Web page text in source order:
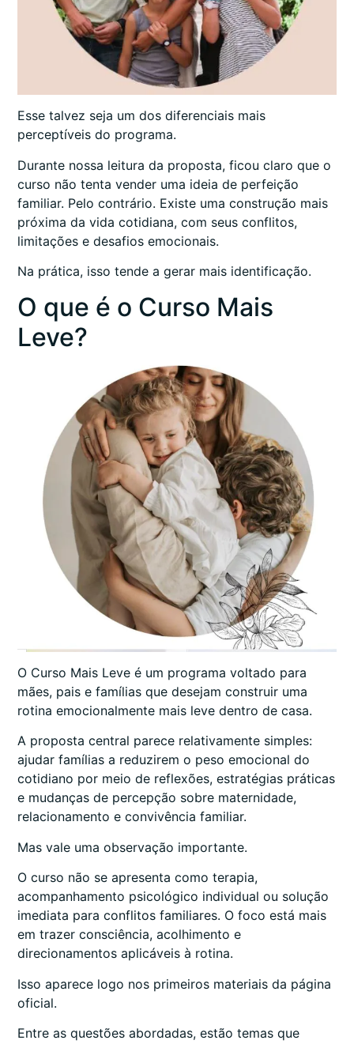
Esse talvez seja um dos diferenciais mais
perceptíveis do programa.
Durante nossa leitura da proposta, ficou claro que o
curso não tenta vender uma ideia de perfeição
familiar. Pelo contrário. Existe uma construção mais
próxima da vida cotidiana, com seus conflitos,
limitações e desafios emocionais.
Na prática, isso tende a gerar mais identificação.
O que é o Curso Mais
Leve?
O Curso Mais Leve é um programa voltado para
mães, pais e famílias que desejam construir uma
rotina emocionalmente mais leve dentro de casa.
A proposta central parece relativamente simples:
ajudar famílias a reduzirem o peso emocional do
cotidiano por meio de reflexões, estratégias práticas
e mudanças de percepção sobre maternidade,
relacionamento e convivência familiar.
Mas vale uma observação importante.
O curso não se apresenta como terapia,
acompanhamento psicológico individual ou solução
imediata para conflitos familiares. O foco está mais
em trazer consciência, acolhimento e
direcionamentos aplicáveis à rotina.
Isso aparece logo nos primeiros materiais da página
oficial.
Entre as questões abordadas, estão temas que